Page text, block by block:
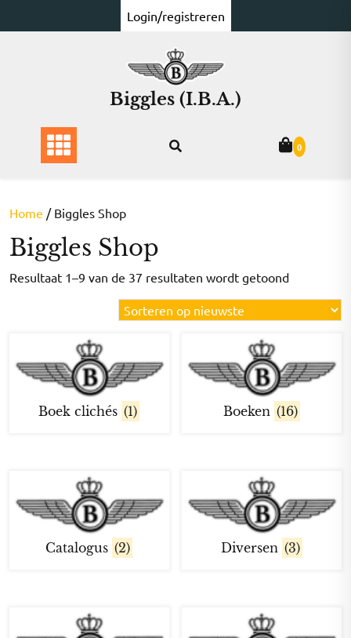
naar
Login/registreren
Biggles (I.B.A.)
0
Home / Biggles Shop
Biggles Shop
Resultaat 1–9 van de 37 resultaten wordt getoondGesorteerd
op
nieuwste
Boek clichés (1) Boeken (16)
Catalogus (2) Diversen (3)